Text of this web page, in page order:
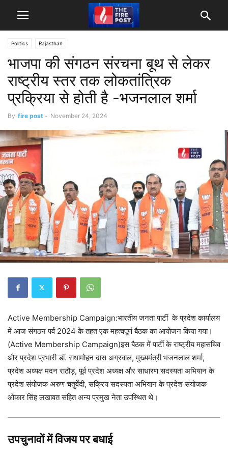
Politics Rajasthan
भाजपा की संगठन संरचना बूथ से लेकर
राष्ट्रीय स्तर तक लोकतांत्रिक
प्रक्रिया से होती है -भजनलाल शर्मा
By fire post - November 24, 2024
Active Membership Campaign:भारतीय जनता पार्टी के प्रदेश कार्यालय
में आज संगठन पर्व 2024 के तहत एक महत्वपूर्ण बैठक का आयोजन किया गया।
(Active Membership Campaign)इस बैठक में पार्टी के राष्ट्रीय महासचिव
और प्रदेश प्रभारी डॉ. राधामोहन दास अग्रवाल, मुख्यमंत्री भजनलाल शर्मा,
प्रदेश अध्यक्ष मदन राठौड़, पूर्व प्रदेश अध्यक्ष और साधारण सदस्यता अभियान के
प्रदेश संयोजक अरुण चतुर्वेदी, सक्रिय सदस्यता अभियान के प्रदेश संयोजक
ओंकार सिंह लखावत सहित अन्य प्रमुख नेता उपस्थित थे।
उपचुनावों में विजय पर बधाई